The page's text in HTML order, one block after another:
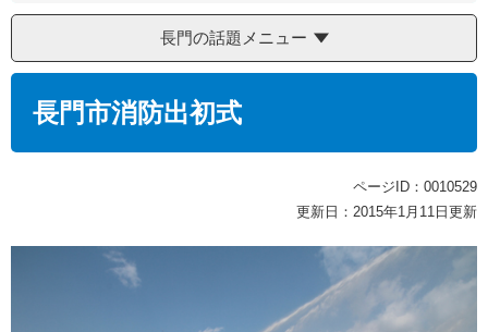
長門の話題メニュー
長門市消防出初式
ページID：0010529
更新日：2015年1月11日更新